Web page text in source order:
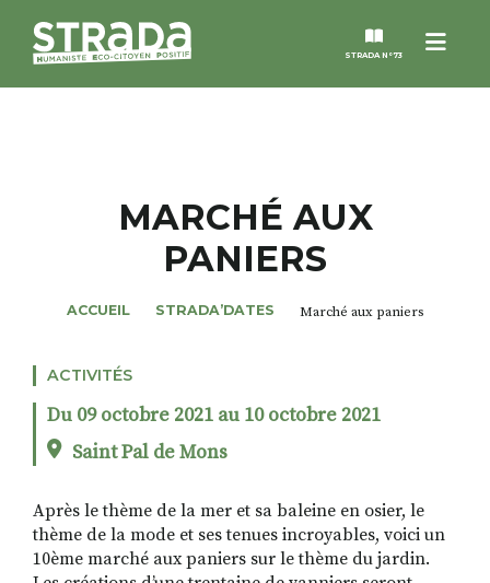
Menu
STRADA N°73
MAGAZINES
ROSÉE DE MAI
RECHERCHER
S'ABONNER
MARCHÉ AUX
PANIERS
ACCUEIL STRADA’DATES Marché aux paniers
ACTIVITÉS
Du 09 octobre 2021 au 10 octobre 2021
Saint Pal de Mons
Après le thème de la mer et sa baleine en osier, le
thème de la mode et ses tenues incroyables, voici un
10ème marché aux paniers sur le thème du jardin.